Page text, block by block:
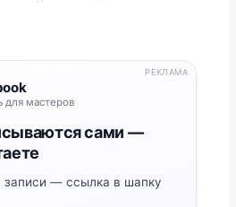
для мастеров
сами —
записи — ссылка в шапку
РЕКЛАМА